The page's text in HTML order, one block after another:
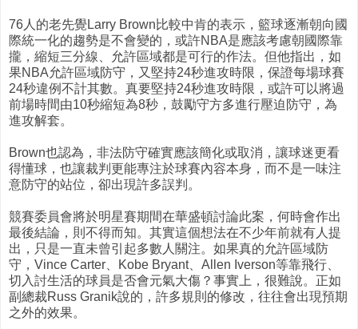
76人的老先覺Larry Brown比較中肯的表示，籃球逐漸朝向國
際統一化的趨勢是不會變的，或許NBA是應該考慮朝國際靠
攏，縮短三分線、允許區域都是可行的作法。但他指出，如
果NBA允許區域防守，又堅持24秒進攻時限，保證每場球賽
24秒違例不計其數。真要堅持24秒進攻時限，或許可以將過
前場時間由10秒縮短為8秒，鼓勵守方多進行壓迫防守，為
進攻解套。
Brown也認為，非法防守確實應該簡化或取消，讓球迷更看
得懂球，也讓裁判更能專注於球賽內容本身，而不是一味注
意防守的站位，卻出現許多誤判。
競賽委員會將於明星賽期間在華盛頓討論此案，何時會作出
最後結論，則不得而知。其實這個想法在不少年前就有人提
出，只是一直未曾引起多數人關注。如果真的允許區域防
守，Vince Carter、Kobe Bryant、Allen Iverson等靠飛行、
切入討生活的球員是否會元氣大傷？事實上，很難說。正如
副總裁Russ Granik說的，許多規則的修改，往往會出現預期
之外的效果。